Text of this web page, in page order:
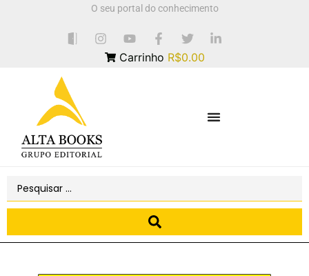
O seu portal do conhecimento
Carrinho R$0.00